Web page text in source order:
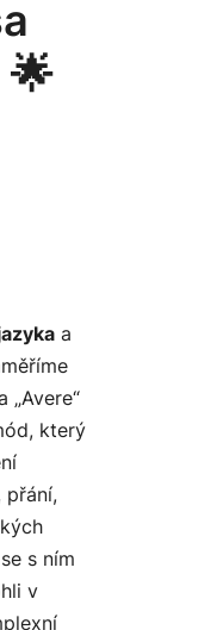
🌟
a
„Avere“
který
přání,
s ním
v